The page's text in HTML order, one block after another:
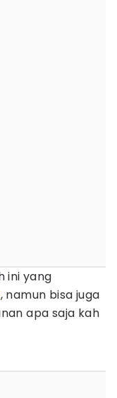
ini yang
, namun bisa juga
apa saja kah